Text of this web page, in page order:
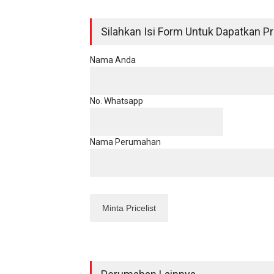
Silahkan Isi Form Untuk Dapatkan
Nama Anda
No. Whatsapp
Nama Perumahan